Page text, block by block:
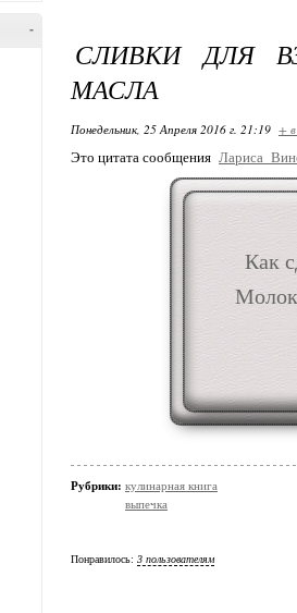
-
СЛИВКИ ДЛЯ
МАСЛА
Понедельник, 25 Апреля 2016 г. 21:19 +
Это цитата сообщения
Как
Рубрики: кулинарная книга
выпечка
Понравилось: 3 пользователям